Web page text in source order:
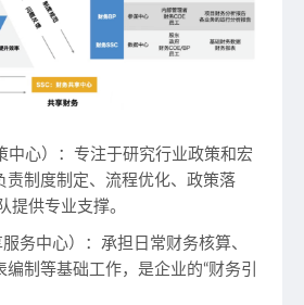
中心）
：专注于研究行业政策和宏
责制度制定、流程优化、政策落
提供专业支撑。
务中心）
：承担日常财务核算、
制等基础工作，是企业的“财务引